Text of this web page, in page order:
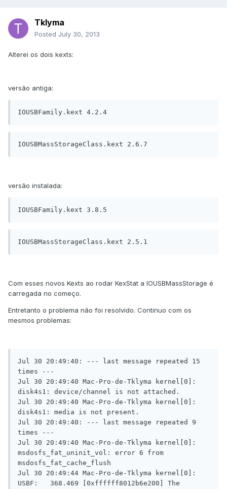
Tklyma
Posted July 30, 2013
Alterei os dois kexts:
versão antiga:
IOUSBFamily.kext 4.2.4
IOUSBMassStorageClass.kext 2.6.7
versão instalada:
IOUSBFamily.kext 3.8.5
IOUSBMassStorageClass.kext 2.5.1
Com esses novos Kexts ao rodar KexStat a IOUSBMassStorage é
carregada no começo.
Entretanto o problema não foi resolvido. Continuo com os
mesmos problemas:
Jul 30 20:49:40: --- last message repeated 15
times ---
Jul 30 20:49:40 Mac-Pro-de-Tklyma kernel[0]:
disk4s1: device/channel is not attached.
Jul 30 20:49:40 Mac-Pro-de-Tklyma kernel[0]:
disk4s1: media is not present.
Jul 30 20:49:40: --- last message repeated 9
times ---
Jul 30 20:49:40 Mac-Pro-de-Tklyma kernel[0]:
msdosfs_fat_uninit_vol: error 6 from
msdosfs_fat_cache_flush
Jul 30 20:49:44 Mac-Pro-de-Tklyma kernel[0]:
USBF:	368.469	[0xffffff8012b6e200] The